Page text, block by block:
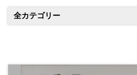
全カテゴリー